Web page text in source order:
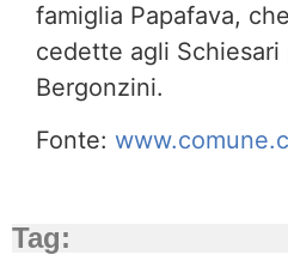
famiglia Papafava,
cedette agli Schiesari
Bergonzini.
Fonte:
Tag: